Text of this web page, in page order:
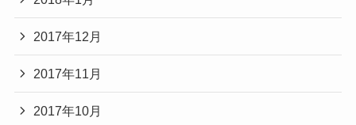
2017年12月
2017年11月
2017年10月